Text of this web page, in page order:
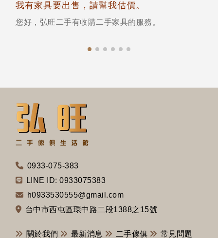
我有家具要出售，請幫我估價。
您好，弘旺二手有收購二手家具的服務。
0933-075-383
LINE ID: 0933075383
h0933530555@gmail.com
台中市西屯區環中路二段1388之15號
關於我們 最新消息 二手傢俱 常見問題